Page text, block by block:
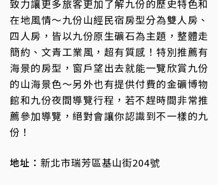
致力讓更多旅客更加了解九份的歷史特色和
在地風情～九份山經民宿房型分為雙人房、
四人房，皆以九份原生礦石為主題，整體走
簡約、文青工業風，超有質感！特別推薦有
海景的房型，窗戶望出去就能一覽欣賞九份
的山海景色～另外也有提供付費的金礦博物
館和九份夜間導覽行程，若不趕時間非常推
薦參加導覽，絕對會讓你認識到不一樣的九
份！
地址： 新北市瑞芳區基山街204號